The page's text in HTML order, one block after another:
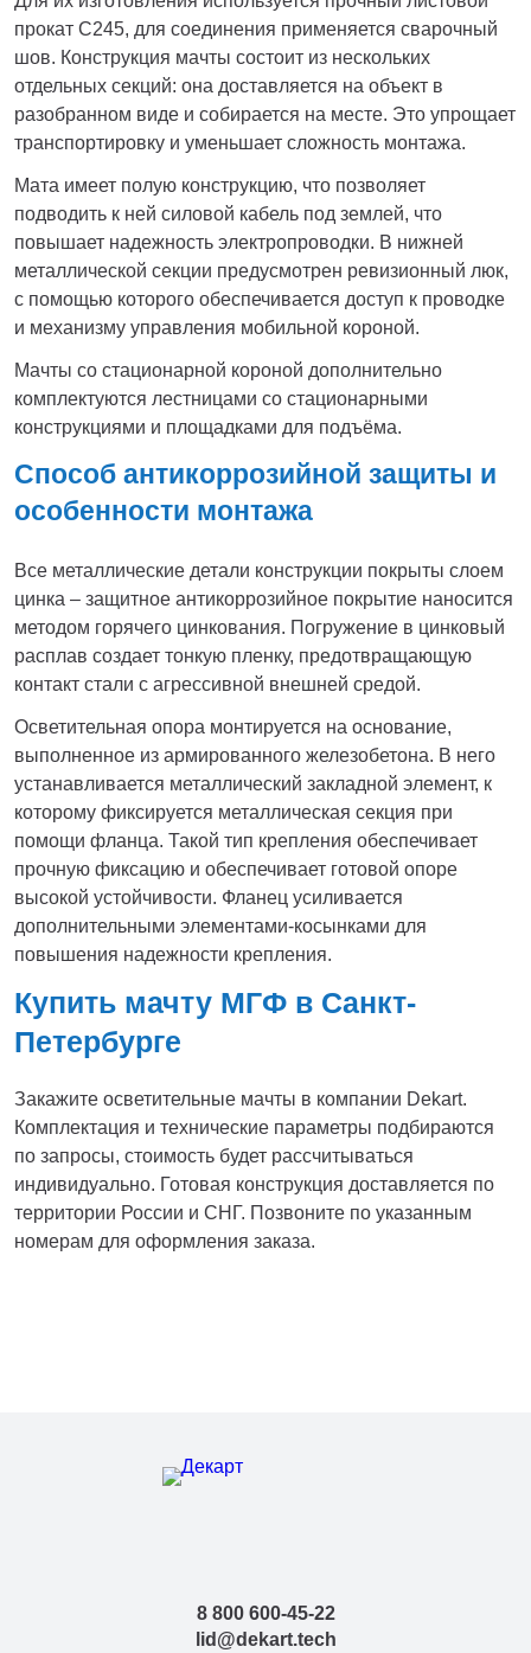
прокат С245, для соединения применяется сварочный
шов. Конструкция мачты состоит из нескольких
отдельных секций: она доставляется на объект в
разобранном виде и собирается на месте. Это упрощает
транспортировку и уменьшает сложность монтажа.
Мата имеет полую конструкцию, что позволяет
подводить к ней силовой кабель под землей, что
повышает надежность электропроводки. В нижней
металлической секции предусмотрен ревизионный люк,
с помощью которого обеспечивается доступ к проводке
и механизму управления мобильной короной.
Мачты со стационарной короной дополнительно
комплектуются лестницами со стационарными
конструкциями и площадками для подъёма.
Способ антикоррозийной защиты и
особенности монтажа
Все металлические детали конструкции покрыты слоем
цинка – защитное антикоррозийное покрытие наносится
методом горячего цинкования. Погружение в цинковый
расплав создает тонкую пленку, предотвращающую
контакт стали с агрессивной внешней средой.
Осветительная опора монтируется на основание,
выполненное из армированного железобетона. В него
устанавливается металлический закладной элемент, к
которому фиксируется металлическая секция при
помощи фланца. Такой тип крепления обеспечивает
прочную фиксацию и обеспечивает готовой опоре
высокой устойчивости. Фланец усиливается
дополнительными элементами-косынками для
повышения надежности крепления.
Купить мачту МГФ в Санкт-
Петербурге
Закажите осветительные мачты в компании Dekart.
Комплектация и технические параметры подбираются
по запросы, стоимость будет рассчитываться
индивидуально. Готовая конструкция доставляется по
территории России и СНГ. Позвоните по указанным
номерам для оформления заказа.
8 800 600-45-22
lid@dekart.tech